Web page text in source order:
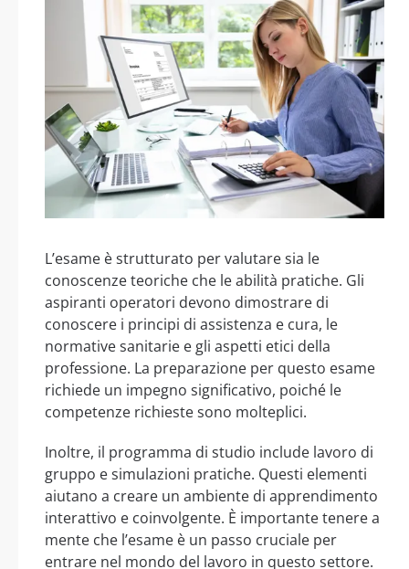
L’esame è strutturato per valutare sia le
conoscenze teoriche che le abilità pratiche. Gli
aspiranti operatori devono dimostrare di
conoscere i principi di assistenza e cura, le
normative sanitarie e gli aspetti etici della
professione. La preparazione per questo esame
richiede un impegno significativo, poiché le
competenze richieste sono molteplici.
Inoltre, il programma di studio include lavoro di
gruppo e simulazioni pratiche. Questi elementi
aiutano a creare un ambiente di apprendimento
interattivo e coinvolgente. È importante tenere a
mente che l’esame è un passo cruciale per
entrare nel mondo del lavoro in questo settore.